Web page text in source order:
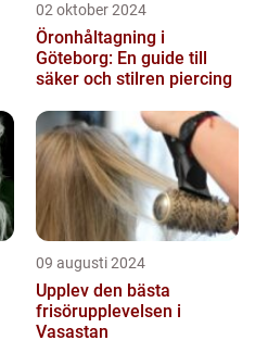
02 oktober 2024
Öronhåltagning i
Göteborg: En guide till
säker och stilren piercing
09 augusti 2024
Upplev den bästa
frisörupplevelsen i
Vasastan